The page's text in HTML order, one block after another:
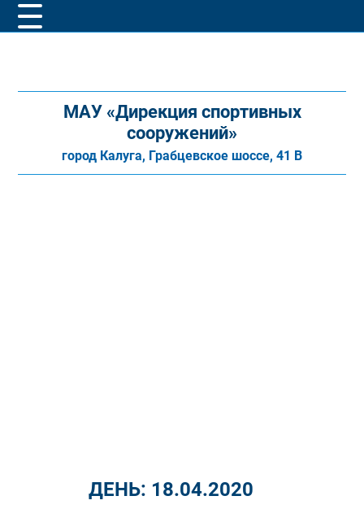
МАУ «Дирекция спортивных
сооружений»
город Калуга, Грабцевское шоссе, 41 В
ДЕНЬ: 18.04.2020